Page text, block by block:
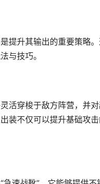
提升其输出的重要策略
与技巧。
活穿梭于敌方阵营，并
装不仅可以提升基础攻